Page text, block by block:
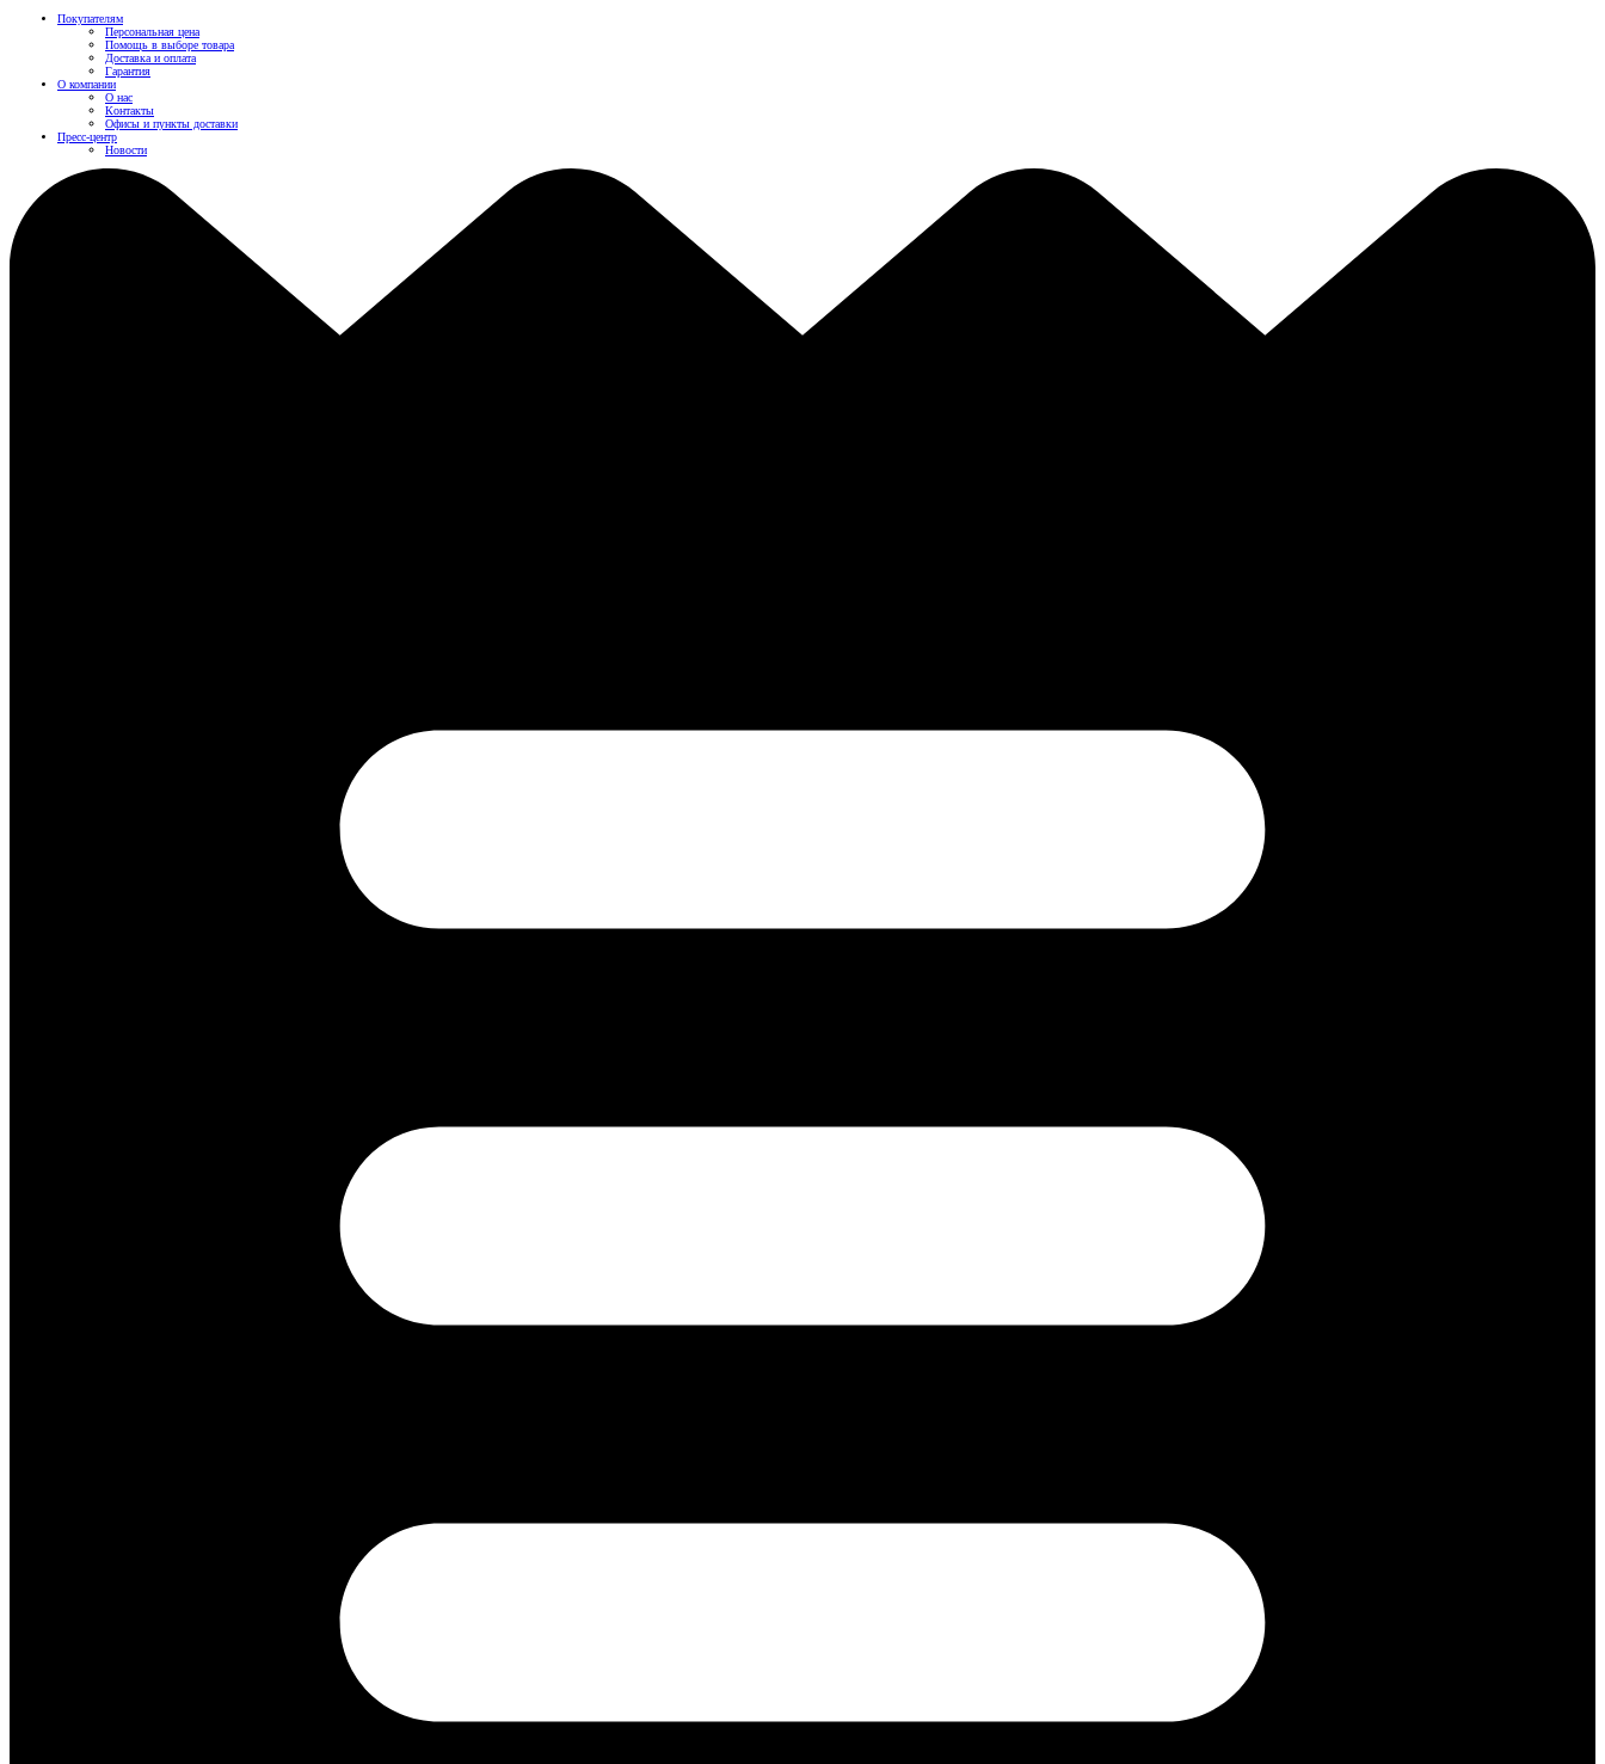
Покупателям
Персональная цена
Помощь в выборе товара
Доставка и оплата
Гарантия
О компании
О нас
Контакты
Офисы и пункты доставки
Пресс-центр
Новости